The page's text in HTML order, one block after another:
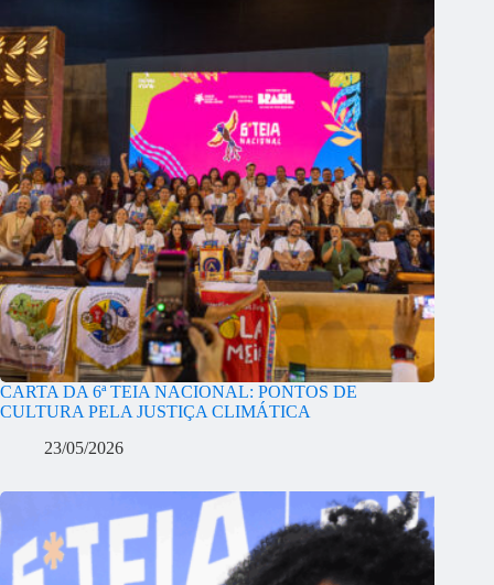
CARTA DA 6ª TEIA NACIONAL: PONTOS DE
CULTURA PELA JUSTIÇA CLIMÁTICA
23/05/2026